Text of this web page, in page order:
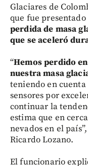
Glaciares de
que fue
perdida de masa
que se aceleró
“Hemos perdido
nuestra masa
teniendo en cuenta
sensores por
continuar la
estima que en
nevados en el
Ricardo Lozano.
El funcionario